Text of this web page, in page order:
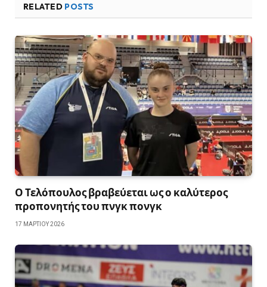
RELATED POSTS
Ο Τελόπουλος βραβεύεται ως ο καλύτερος
προπονητής του πνγκ πονγκ
17 ΜΑΡΤΊΟΥ 2026